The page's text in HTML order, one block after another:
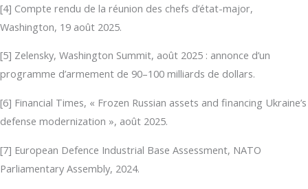
[4] Compte rendu de la réunion des chefs d’état-major,
Washington, 19 août 2025.
[5] Zelensky, Washington Summit, août 2025 : annonce d’un
programme d’armement de 90–100 milliards de dollars.
[6] Financial Times, « Frozen Russian assets and financing Ukraine’s
defense modernization », août 2025.
[7] European Defence Industrial Base Assessment, NATO
Parliamentary Assembly, 2024.